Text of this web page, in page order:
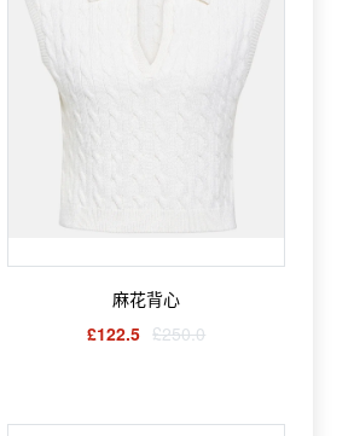
麻花背心
£122.5 £250.0